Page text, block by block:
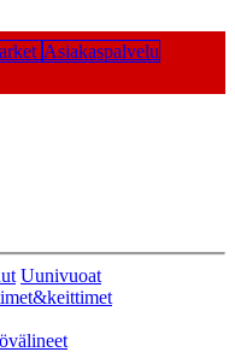
Asiakaspalvelu
Uunivuoat